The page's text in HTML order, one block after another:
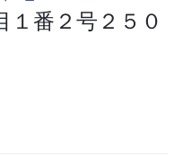
１番２号２５０